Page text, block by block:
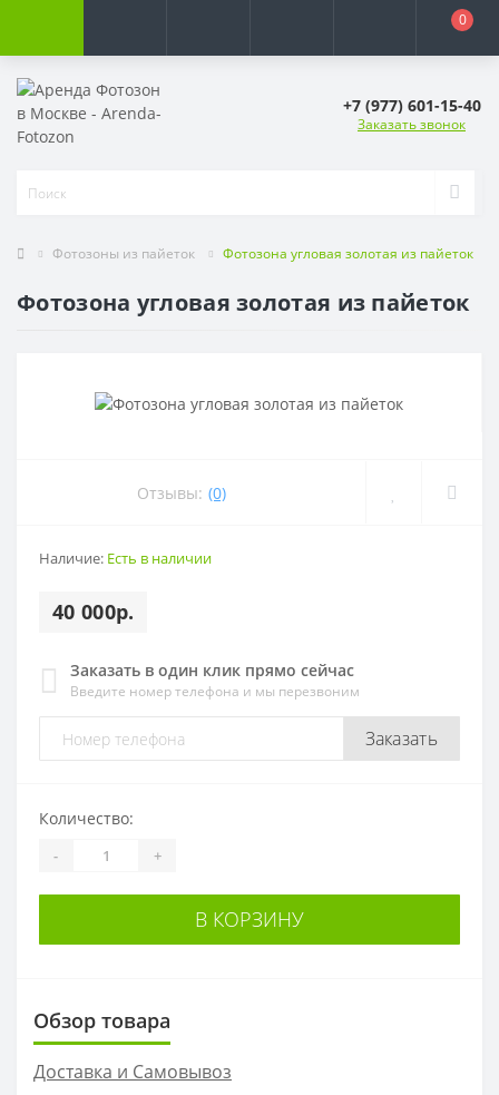
0
+7 (977) 601-15-40
Заказать звонок
Фотозоны из пайеток Фотозона угловая золотая из пайеток
Фотозона угловая золотая из пайеток
Отзывы: (0)
Наличие: Есть в наличии
40 000р.
Заказать в один клик прямо сейчас
Введите номер телефона и мы перезвоним
Заказать
Количество:
- +
В КОРЗИНУ
Обзор товара
Доставка и Самовывоз